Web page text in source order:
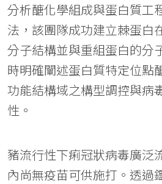
分析醣化學組成與蛋白質工
法，該團隊成功建立棘蛋白
分子結構並與重組蛋白的分
時明確闡述蛋白質特定位點
功能結構域之構型調控與病
性。
豬流行性下痢冠狀病毒廣泛
內尚無疫苗可供施打。透過